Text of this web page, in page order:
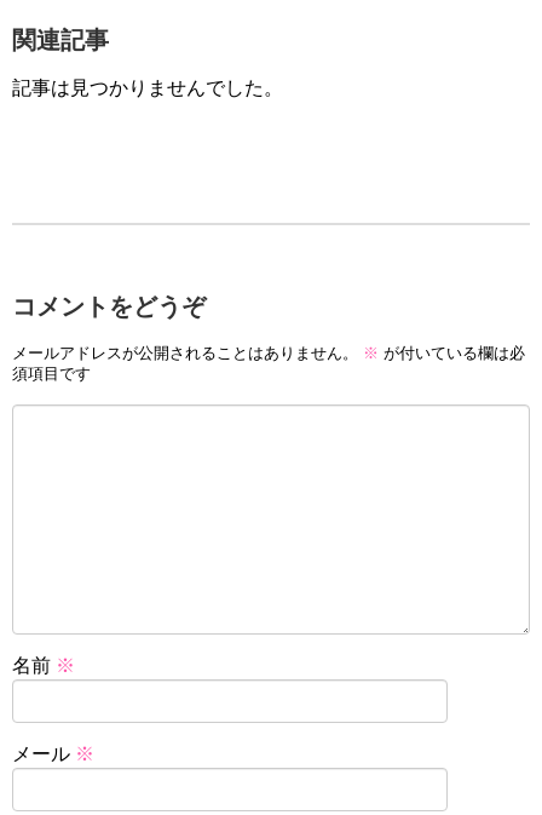
関連記事
記事は見つかりませんでした。
コメントをどうぞ
メールアドレスが公開されることはありません。 ※ が付いている欄は必
須項目です
名前 ※
メール ※